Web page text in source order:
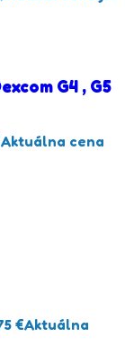
G4 , G5
Aktuálna cena
€Aktuálna